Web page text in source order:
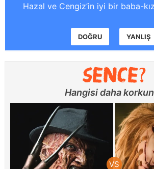
Hazal ve Cengiz’in iyi bir baba-
DOĞRU YANLIŞ
Hangisi daha